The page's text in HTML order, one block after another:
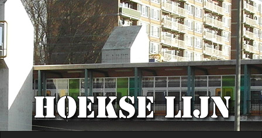
Overslaan
en
naar
de
inhoud
gaan